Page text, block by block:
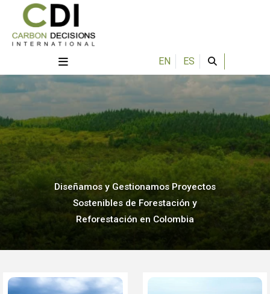
EN ES
Diseñamos y Gestionamos Proyectos
Sostenibles de Forestación y
Reforestación en Colombia